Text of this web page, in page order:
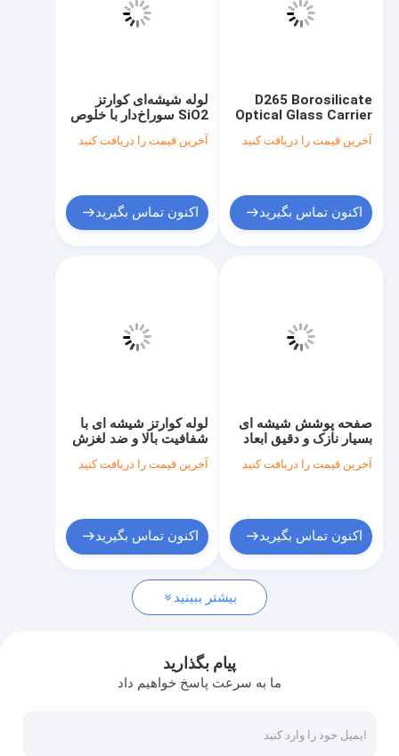
تور کارخانه
با ما تماس بگیرید
شیشه کوارتز نوری
لوله شیشه‌ای کوارتز
SiO2 سوراخ‌دار با خلوص
بالا سفارشی
آخرین قیمت را دریافت کنید
اکنون تماس بگیرید
D265 Borosilicate
Optical Glass Carrier
Platform Low
Autofluorescence
آخرین قیمت را دریافت کنید
اکنون تماس بگیرید
لوله کوارتز شیشه ای با
شفافیت بالا و ضد لغزش
با دیواره خارجی مات
آخرین قیمت را دریافت کنید
اکنون تماس بگیرید
صفحه پوشش شیشه ای
بسیار نازک و دقیق ابعاد
0.5mm
آخرین قیمت را دریافت کنید
اکنون تماس بگیرید
بیشتر ببینید
پیام بگذارید
ما به سرعت پاسخ خواهیم داد